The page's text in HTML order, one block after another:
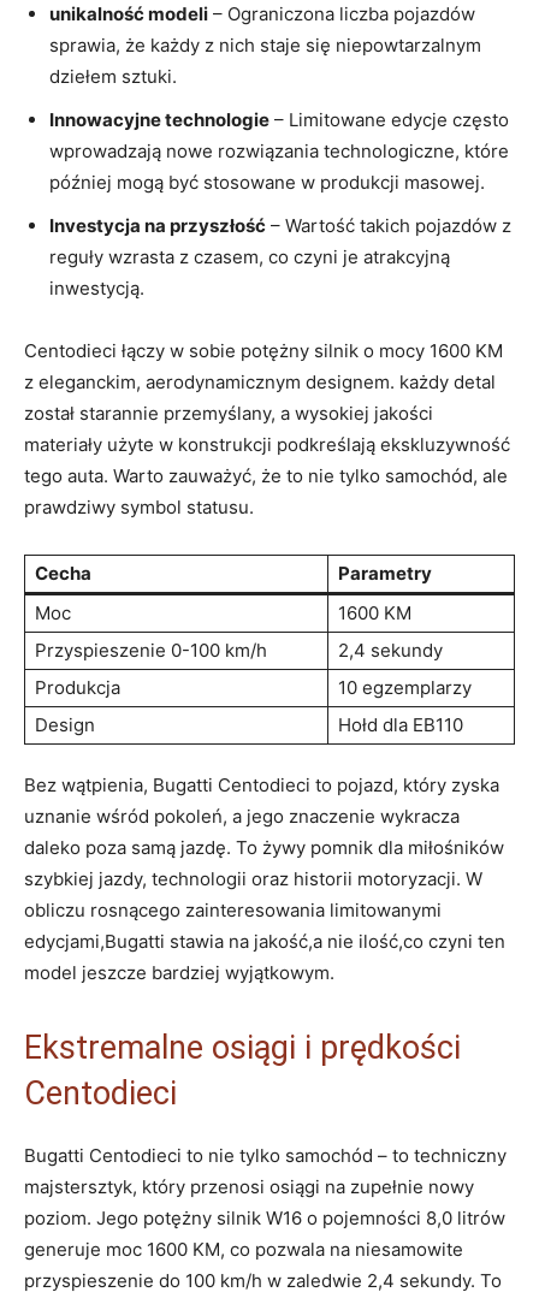
unikalność modeli – Ograniczona liczba pojazdów
sprawia, że każdy z nich ‌staje się niepowtarzalnym
⁤dziełem sztuki.
Innowacyjne technologie – Limitowane edycje często
wprowadzają⁤ nowe ⁤rozwiązania​ technologiczne, które
później mogą być stosowane w produkcji masowej.
Investycja na przyszłość – Wartość ⁣takich pojazdów z
reguły wzrasta z​ czasem,⁢ co czyni je atrakcyjną
inwestycją.
Centodieci⁢ łączy w sobie potężny silnik o‍ mocy 1600 KM
z eleganckim, aerodynamicznym designem. każdy detal
został starannie przemyślany,⁢ a wysokiej jakości
materiały użyte w konstrukcji podkreślają ekskluzywność⁤
tego auta. Warto zauważyć, że to nie ‍tylko samochód, ale
prawdziwy symbol statusu.
Cecha
Parametry
Moc
1600 KM
Przyspieszenie 0-100 ‍km/h
2,4 sekundy
Produkcja
10 egzemplarzy
Design
Hołd dla ‍EB110
Bez wątpienia, Bugatti Centodieci ⁢to pojazd, który ⁤zyska‍
uznanie wśród ⁣pokoleń, a jego znaczenie wykracza
daleko poza samą jazdę. To żywy pomnik dla miłośników
szybkiej jazdy,⁣ technologii oraz historii motoryzacji. W
obliczu rosnącego zainteresowania limitowanymi
edycjami,Bugatti stawia na ⁢jakość,a nie ilość,co czyni ​ten
model jeszcze bardziej ⁢wyjątkowym.
Ekstremalne osiągi⁢ i prędkości
Centodieci
Bugatti Centodieci to nie tylko samochód – to‍ techniczny⁤
majstersztyk, który przenosi osiągi na zupełnie ⁤nowy
poziom. Jego potężny silnik W16⁢ o pojemności 8,0 litrów
⁢generuje moc ‍1600 KM, co pozwala ‌na‌ niesamowite
przyspieszenie do ‌100 km/h w zaledwie 2,4 sekundy. To